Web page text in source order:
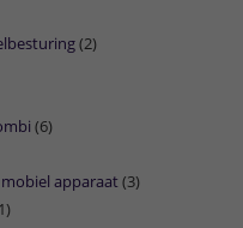
(2)
(6)
apparaat(3)